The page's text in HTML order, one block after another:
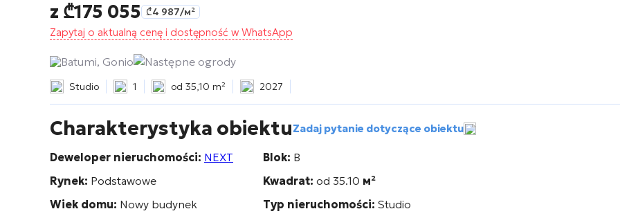
z ₾175 055 ₾4 987/м²
Zapytaj o aktualną cenę i dostępność w WhatsApp
Batumi, Gonio Następne ogrody
Studio 1 od 35,10 m² 2027
Charakterystyka obiektuZadaj pytanie dotyczące obiektu
Deweloper nieruchomości: NEXT
Rynek: Podstawowe
Wiek domu: Nowy budynek
Blok: B
Kwadrat: od 35.10 м²
Typ nieruchomości: Studio